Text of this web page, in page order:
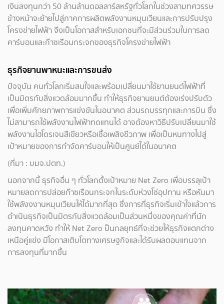
เงินลงทุนกว่า 50 ล้านล้านดอลลาร์สหรัฐทั่วโลกในช่วงสามทศวรรษ
ข้างหน้าจะย้ายไปสู่ภาคการผลิตพลังงานหมุนเวียนและการปรับปรุง
โครงข่ายไฟฟ้า จึงเป็นโอกาสสำหรับเอกชนที่จะมีส่วนร่วมในการลด
คาร์บอนและก๊าซเรือนกระจกของธุรกิจโครงข่ายไฟฟ้า
ธุรกิจยานพาหนะและการขนส่ง
ปัจจุบัน คนทั่วโลกเริ่มสนใจและพร้อมเปลี่ยนมาใช้ยานยนต์ไฟฟ้าที่
เป็นมิตรกับสิ่งแวดล้อมมากขึ้น ทำให้ธุรกิจยานยนต์ต้องเร่งปรับตัว
เพื่อเพิ่มศักยภาพการแข่งขันในอนาคต ส่วนรถบรรทุกและการบิน ซึ่ง
ไม่สามารถใช้พลังงานไฟฟ้าทดแทนได้ อาจต้องหาวิธีปรับเปลี่ยนมาใช้
พลังงานไฮโดรเจนสีเขียวหรือเชื้อเพลิงชีวภาพ เพื่อเป็นหนทางไปสู่
เป้าหมายของการกำจัดคาร์บอนให้เป็นศูนย์ได้ในอนาคต
(ที่มา : บมจ.ปตท.)
นอกจากนี้ ธุรกิจอื่น ๆ ทั่วโลกตั้งเป้าหมาย Net Zero เพื่อบรรลุเป้า
หมายลดการปล่อยก๊าซเรือนกระจกในระดับห่วงโซ่อุปทาน หรือหันมา
ใช้พลังงงานหมุนเวียนให้ได้มากที่สุด ซึ่งการที่ธุรกิจเริ่มเข้าใจแล้วการ
ดำเนินธุรกิจเป็นมิตรกับสิ่งแวดล้อมเป็นส่วนหนึ่งของคุณค่าที่นัก
ลงทุนคาดหวัง ทำให้ Net Zero ป็นกลยุทธ์ที่จะช่วยให้ธุรกิจแตกต่าง
เหนือคู่แข่ง มีโอกาสเติบโตทางเศรษฐกิจและได้รับผลตอบแทนจาก
การลงทุนที่มากขึ้น